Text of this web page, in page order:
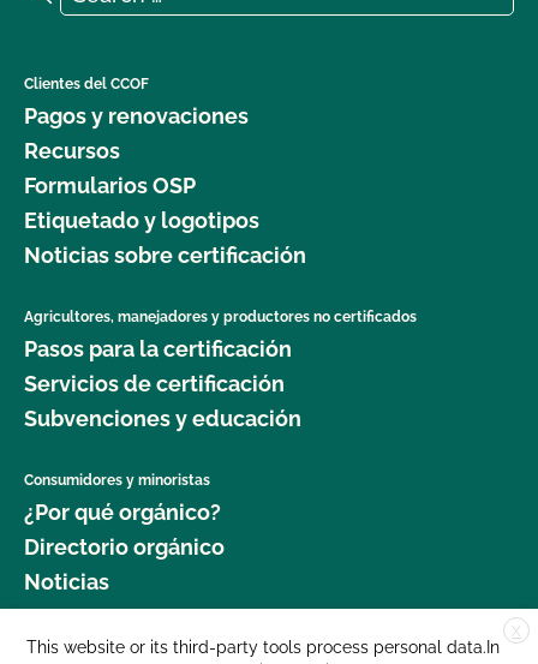
Clientes del CCOF
Pagos y renovaciones
Recursos
Formularios OSP
Etiquetado y logotipos
Noticias sobre certificación
Agricultores, manejadores y productores no certificados
Pasos para la certificación
Servicios de certificación
Subvenciones y educación
Consumidores y minoristas
¿Por qué orgánico?
Directorio orgánico
Noticias
Donar
X
This website or its third-party tools process personal data.In